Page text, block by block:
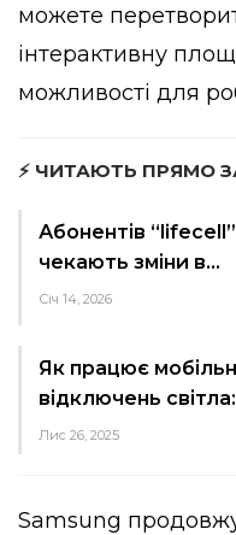
можете
інтерактивну
можливості для
⚡ ЧИТАЮТЬ ПРЯМО
Абонентів
чекають зміни в…
Січ 14, 2026
Як працює
відключень
Лис 26, 2025
Samsung